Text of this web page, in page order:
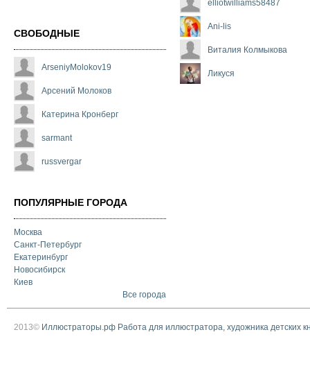
СВОБОДНЫЕ
ArseniyMolokov19
Арсений Молоков
Катерина Кронберг
sarmant
russvergar
ПОПУЛЯРНЫЕ ГОРОДА
Москва
Санкт-Петербург
Екатеринбург
Новосибирск
Киев
Все города
elliotwilliams58487
Ani-lis
Виталия Колмыкова
Ликуся
2013© Иллюстраторы.рф Работа для иллюстратора, художника детских